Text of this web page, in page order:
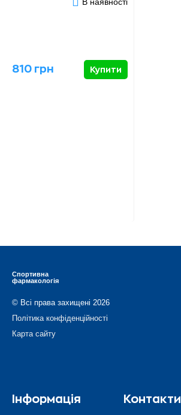
810 грн Купити
Спортивна
фармакологія
© Всі права захищені 2026
Політика конфіденційності
Карта сайту
Інформація
Контакти